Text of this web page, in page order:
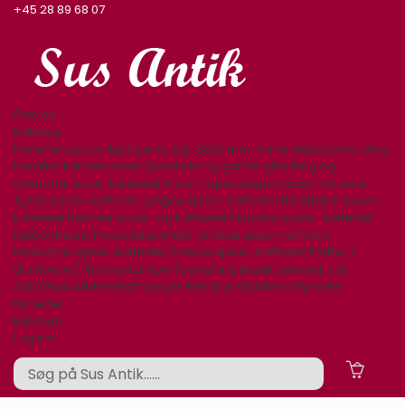
+45 28 89 68 07
Forside
Katalog
Keramik og stentøj Figurer. Kgl. B&G, mm. Varia Glasservice Glas,
Karafler,kander,vaser Specielle og gamle glas Bing og
Grøndahl spise-kaffestel Royal Copenhagen spise-kaffestel
Tyske spise- kaffestel Lyngby spise- kaffestel Rørstrand spise-
kaffestel Desiree spise- og kaffestel Aluminia spise- kaffestel
Kjøbenhavns Porcellains Maleri Arabia spise-kaffestel
Knabstrup spise-kaffestel Diverse spise- kaffestel Platter /
årsklokker/ Årskrus Lamper/belysning Bestik sølvplet, stål
Sølv/Guld Afbilledede bøger Billedkunst Møbler Nyheder
Nyheder
Butikken
Log ind